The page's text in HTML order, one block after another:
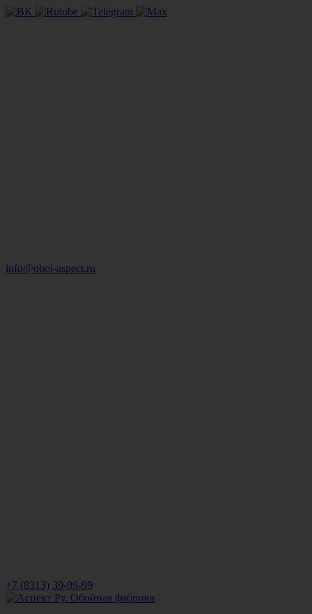
info@oboi-aspect.ru
+7 (8313) 39-99-99